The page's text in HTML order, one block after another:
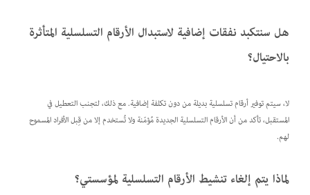
هل سنتكبد نفقات إضافية لاستبدال الأرقام التسلسلية المتأثرة
بالاحتيال؟
لا، سيتم توفير أرقام تسلسلية بديلة من دون تكلفة إضافية. مع ذلك، لتجنب التعطيل في
المستقبل، تأكد من أن الأرقام التسلسلية الجديدة مُؤمّنة ولا تُستخدم إلا من قِبل الأفراد المسموح
لهم.
لماذا يتم إلغاء تنشيط الأرقام التسلسلية لمؤسستي؟